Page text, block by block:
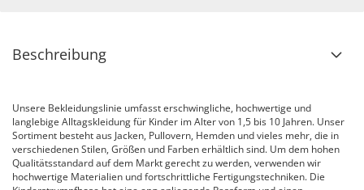
Beschreibung
Unsere Bekleidungslinie umfasst erschwingliche, hochwertige und
langlebige Alltagskleidung für Kinder im Alter von 1,5 bis 10 Jahren. Unser
Sortiment besteht aus Jacken, Pullovern, Hemden und vieles mehr, die in
verschiedenen Stilen, Größen und Farben erhältlich sind. Um dem hohen
Qualitätsstandard auf dem Markt gerecht zu werden, verwenden wir
hochwertige Materialien und fortschrittliche Fertigungstechniken. Die